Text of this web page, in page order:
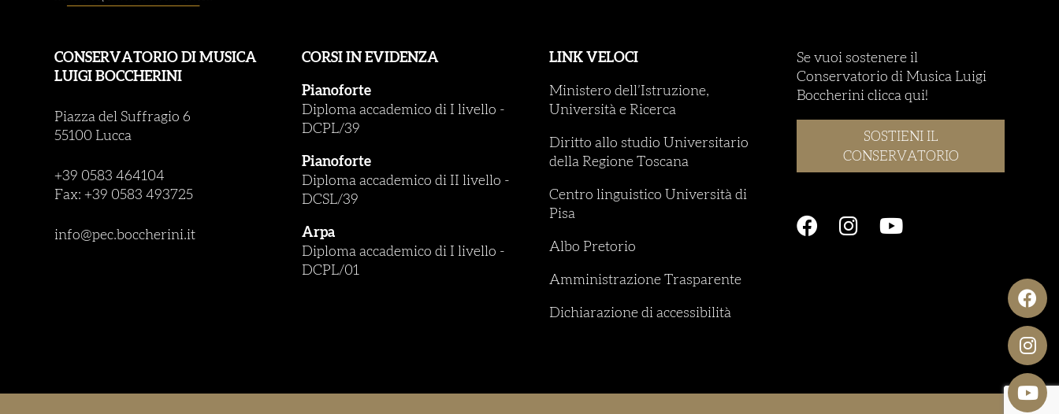
CONSERVATORIO DI MUSICA
LUIGI BOCCHERINI
Piazza del Suffragio 6
55100 Lucca
+39 0583 464104
Fax: +39 0583 493725
info@pec.boccherini.it
CORSI IN EVIDENZA
Pianoforte
Diploma accademico di I livello -
DCPL/39
Pianoforte
Diploma accademico di II livello -
DCSL/39
Arpa
Diploma accademico di I livello -
DCPL/01
LINK VELOCI
Ministero dell’Istruzione,
Università e Ricerca
Diritto allo studio Universitario
della Regione Toscana
Centro linguistico Università di
Pisa
Albo Pretorio
Amministrazione Trasparente
Dichiarazione di accessibilità
Se vuoi sostenere il
Conservatorio di Musica Luigi
Boccherini clicca qui!
SOSTIENI IL
CONSERVATORIO